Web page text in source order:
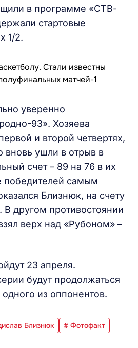
в программе «СТВ-
стартовые
1/2.
уверенно
93». Хозяева
и второй четвертях,
вновь ушли в отрыв в
счет – 89 на 76 в их
победителей самым
Близнюк, на счету
В другом противостоянии
верх над «Рубоном» –
23 апреля.
будут продолжаться
из оппонентов.
Близнюк # Фотофакт